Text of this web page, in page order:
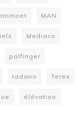
MAN
Mediaco
palfinger
tadano Terex
élévation